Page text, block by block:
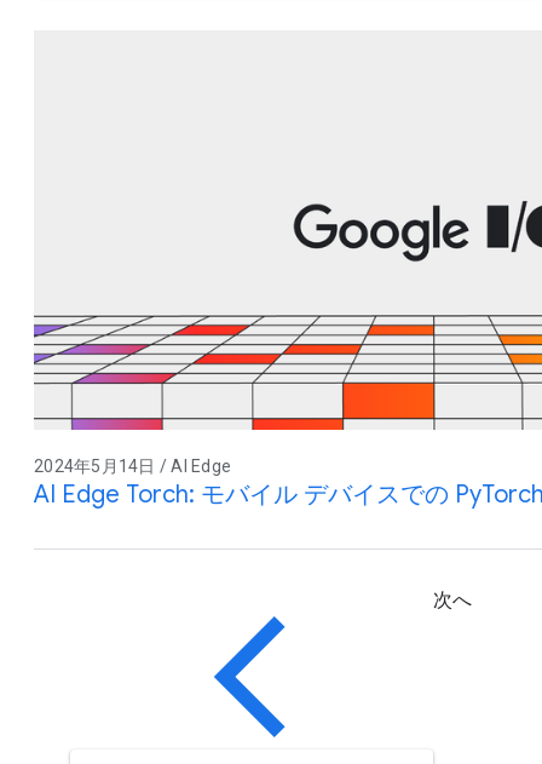
2024年5月14日 / AI Edge
AI Edge Torch: モバイル デバイスでの
次へ